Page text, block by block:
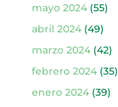
mayo 2024(55)
abril 2024(49)
marzo 2024(42)
febrero 2024(35)
enero 2024(39)